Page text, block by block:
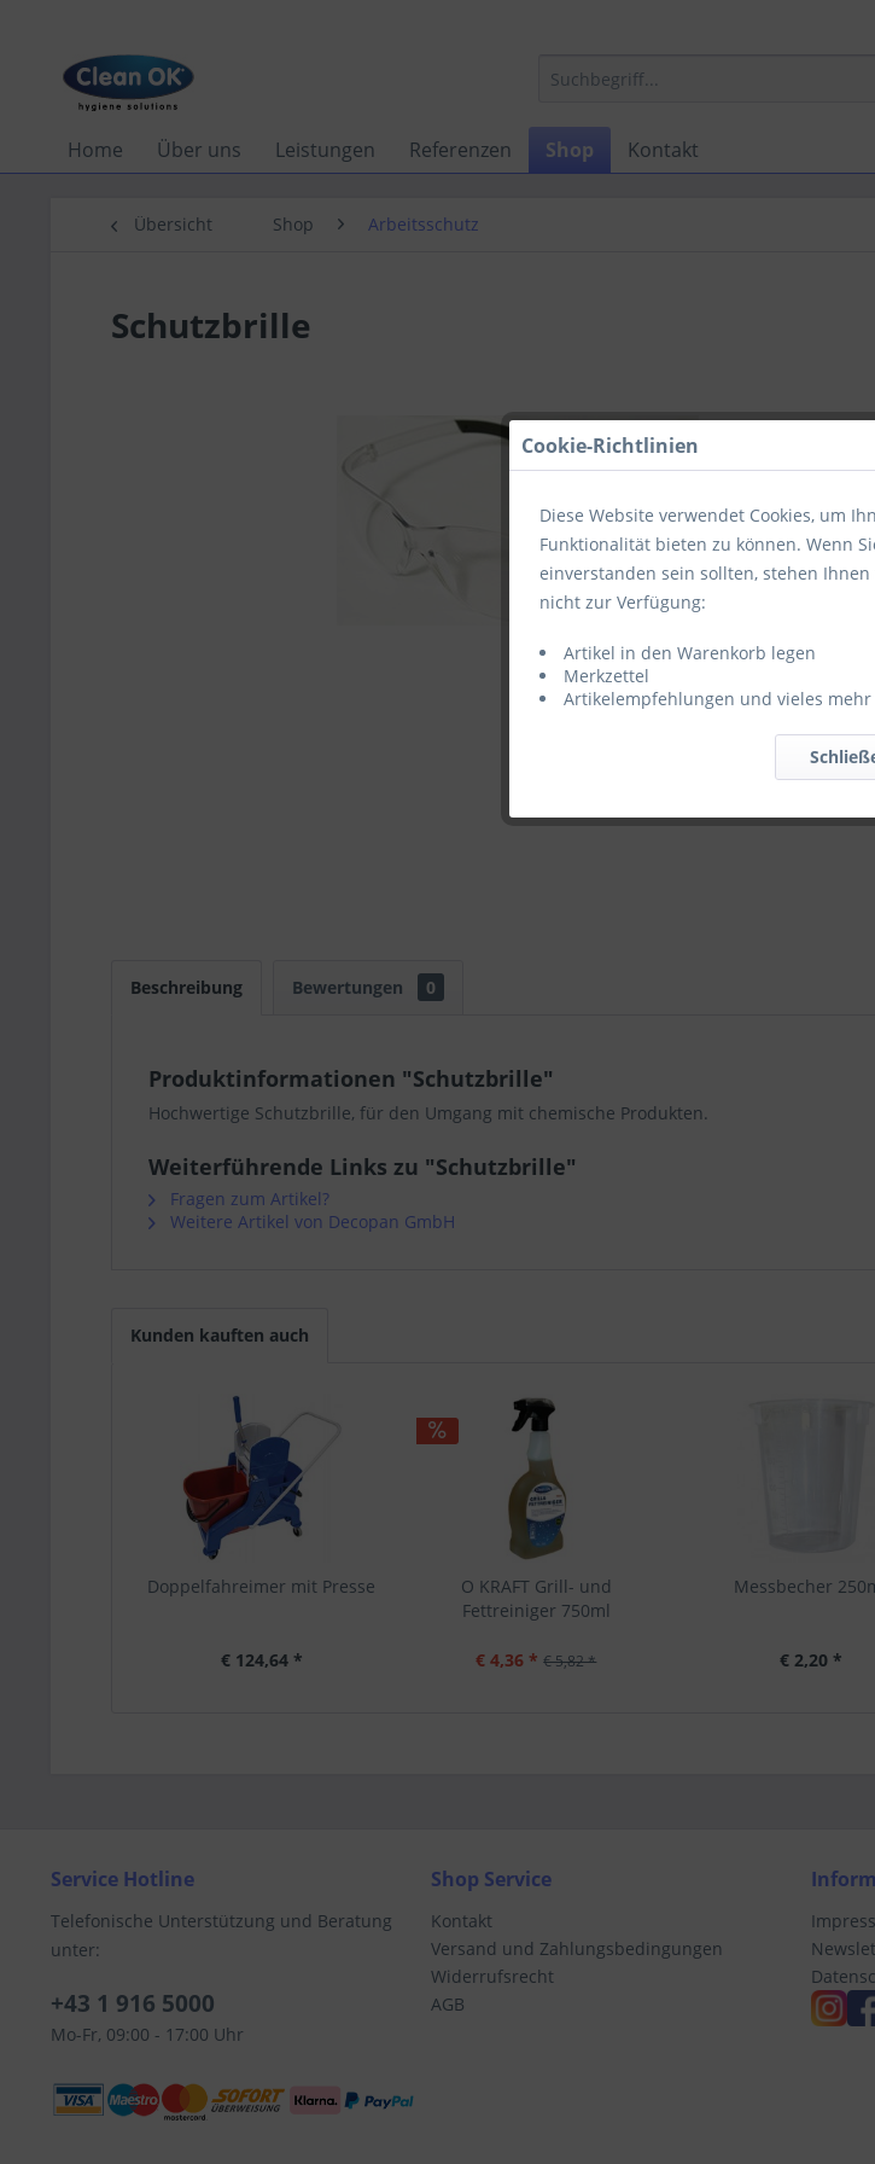
Home Über uns Leistungen Referenzen Shop Kontakt
Übersicht Shop Arbeitsschutz
Schutzbrille
Beschreibung Bewertungen 0
Produktinformationen "Schutzbrille"
Hochwertige Schutzbrille, für den Umgang mit chemische Produkten.
Weiterführende Links zu "Schutzbrille"
Fragen zum Artikel?
Weitere Artikel von Decopan GmbH
Kunden kauften auch
Doppelfahreimer mit Presse
€ 124,64 *
O KRAFT Grill- und
Fettreiniger 750ml
€ 4,36 * € 5,82 *
Messbecher
€ 2,20 *
Service Hotline
Telefonische Unterstützung und Beratung
unter:
+43 1 916 5000
Mo-Fr, 09:00 - 17:00 Uhr
Shop Service
Kontakt
Versand und Zahlungsbedingungen
Widerrufsrecht
AGB
Cookie-Richtlinien
Diese Website verwendet Cookies, um
Funktionalität bieten zu können. Wenn
einverstanden sein sollten, stehen
nicht zur Verfügung:
Artikel in den Warenkorb legen
Merkzettel
Artikelempfehlungen und vieles mehr